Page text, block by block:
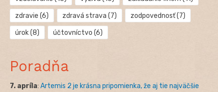
zdravie (6) zdravá strava (7) zodpovednosť(7)
úrok(8) účtovníctvo (6)
Poradňa
7. apríla: Artemis 2 je krásna pripomienka, že aj tie najväčšie